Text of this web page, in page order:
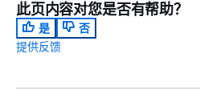
此页内容对您是否有帮助？
是
否
提供反馈